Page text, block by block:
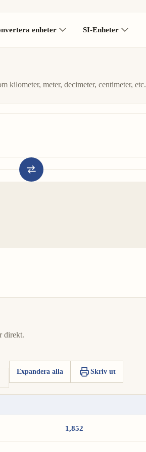
enheter SI-Enheter
kilometer, meter, decimeter, centimeter, etc.
direkt.
Expandera alla Skriv ut
1,852